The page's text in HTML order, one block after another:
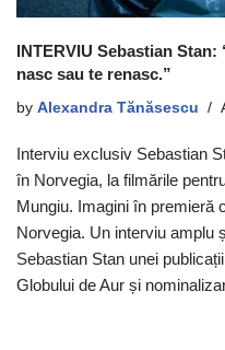
INTERVIU Sebastian
nasc sau te renasc.”
by Alexandra Tănăsescu
Interviu exclusiv Sebastian
în Norvegia, la filmările
Mungiu. Imagini în premieră
Norvegia. Un interviu amplu
Sebastian Stan unei
Globului de Aur și